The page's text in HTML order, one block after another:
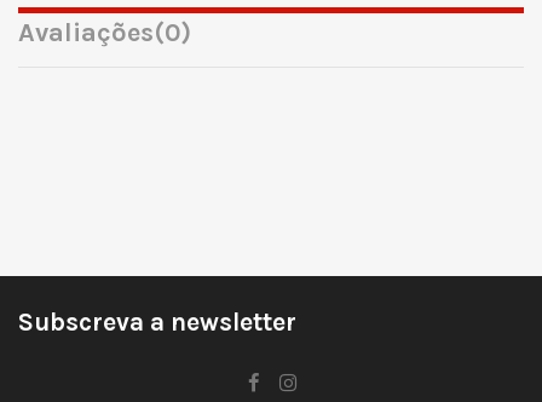
Avaliações(0)
Subscreva a newsletter